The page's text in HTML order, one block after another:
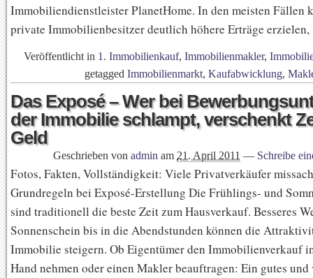
Immobiliendienstleister PlanetHome. In den meisten Fällen
private Immobilienbesitzer deutlich höhere Erträge
Veröffentlicht in 1. Immobilienkauf, Immobilienmakler,
getagged Immobilienmarkt, Kaufabwicklung,
Das Exposé – Wer bei
der Immobilie schlampt, verschenkt
Geld
Geschrieben von admin am 21. April 2011 — Schreibe
Fotos, Fakten, Vollständigkeit: Viele Privatverkäufer
Grundregeln bei Exposé-Erstellung Die Frühlings- und
sind traditionell die beste Zeit zum Hausverkauf. Besseres
Sonnenschein bis in die Abendstunden können die
Immobilie steigern. Ob Eigentümer den Immobilienverkauf
Hand nehmen oder einen Makler beauftragen: Ein gutes